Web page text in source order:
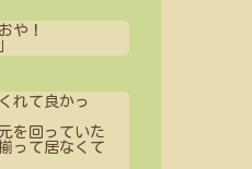
や！
れて良かっ
を回っていた
って居なくて